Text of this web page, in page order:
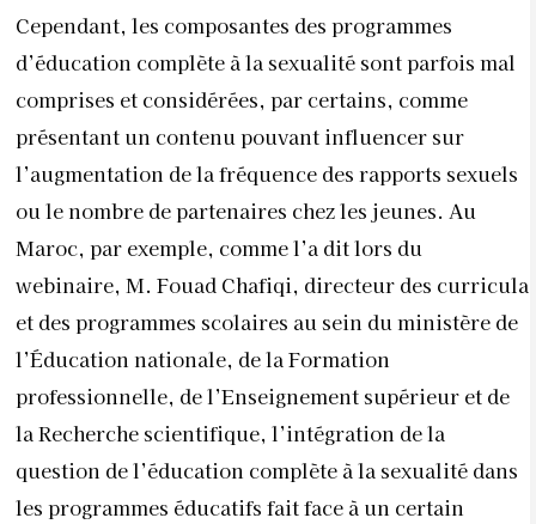
Cependant, les composantes des programmes
d’éducation complète à la sexualité sont parfois mal
comprises et considérées, par certains, comme
présentant un contenu pouvant influencer sur
l’augmentation de la fréquence des rapports sexuels
ou le nombre de partenaires chez les jeunes. Au
Maroc, par exemple, comme l’a dit lors du
webinaire, M. Fouad Chafiqi, directeur des curricula
et des programmes scolaires au sein du ministère de
l’Éducation nationale, de la Formation
professionnelle, de l’Enseignement supérieur et de
la Recherche scientifique, l’intégration de la
question de l’éducation complète à la sexualité dans
les programmes éducatifs fait face à un certain